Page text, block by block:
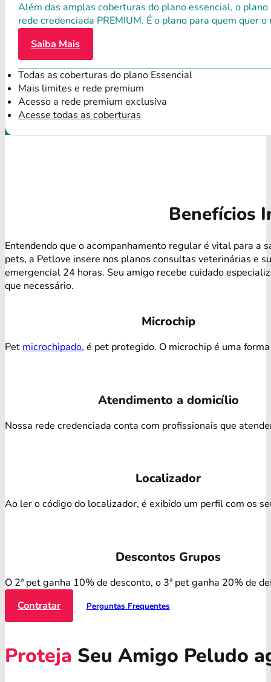
Além das amplas coberturas do plano essencial, o
rede credenciada PREMIUM. É o plano para quem quer
Saiba Mais
Todas as coberturas do plano Essencial
Mais limites e rede premium
Acesso a rede premium exclusiva
Acesse todas as coberturas
Benefícios
Entendendo que o acompanhamento regular é vital para a
pets, a Petlove insere nos planos consultas veterinárias e
emergencial 24 horas. Seu amigo recebe cuidado
que necessário.
Microchip
Pet microchipado, é pet protegido. O microchip é uma
Atendimento a domicílio
Nossa rede credenciada conta com profissionais que
Localizador
Ao ler o código do localizador, é exibido um perfil com os
Descontos Grupos
O 2ª pet ganha 10% de desconto, o 3ª pet ganha 20% de
Contratar
Perguntas Frequentes
Proteja Seu Amigo Peludo